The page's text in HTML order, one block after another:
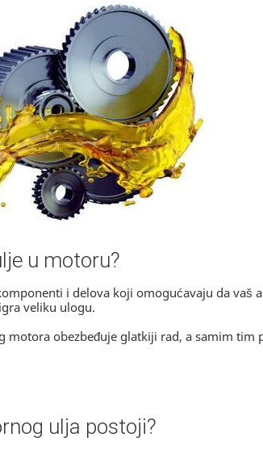
u motoru?
i delova koji omogućavaju da vaš
veliku ulogu.
motora obezbeđuje glatkiji rad, a samim
ulja postoji?